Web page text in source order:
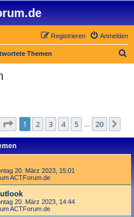
Anmelden
Registrieren
Themen
Seite 1von 20
1 2 3 4 5 20
20. März 2023, 15:01
ACTForum.de
20. März 2023, 14:44
ACTForum.de